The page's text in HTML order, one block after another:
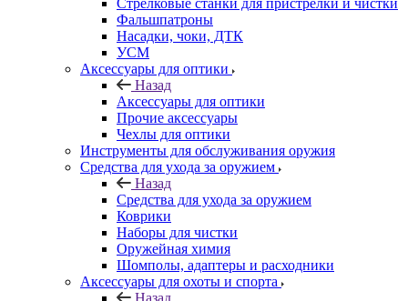
Стрелковые станки для пристрелки и чистки
Фальшпатроны
Насадки, чоки, ДТК
УСМ
Аксессуары для оптики
Назад
Аксессуары для оптики
Прочие аксессуары
Чехлы для оптики
Инструменты для обслуживания оружия
Средства для ухода за оружием
Назад
Средства для ухода за оружием
Коврики
Наборы для чистки
Оружейная химия
Шомполы, адаптеры и расходники
Аксессуары для охоты и спорта
Назад